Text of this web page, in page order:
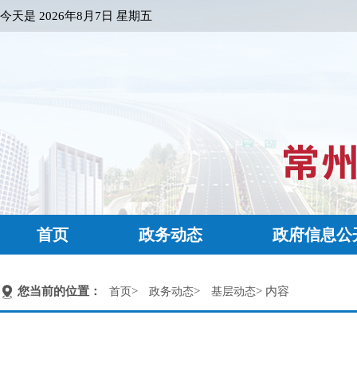
今天是 2026年8月7日 星期五
首页 政务动态 政府信息公
您当前的位置： 首页> 政务动态> 基层动态> 内容